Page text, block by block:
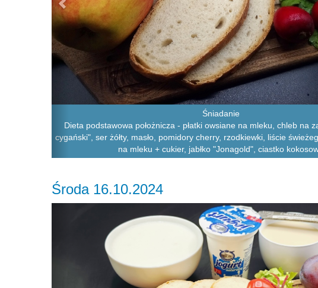
Śniadanie
Dieta podstawowa położnicza - płatki owsiane na mleku, chleb na
cygański", ser żółty, masło, pomidory cherry, rzodkiewki, liście
na mleku + cukier, jabłko "Jonagold", ciastko
Środa 16.10.2024